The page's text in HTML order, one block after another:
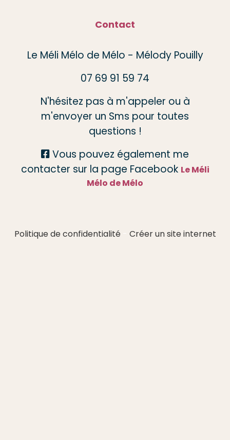
Contact
Le Méli Mélo de Mélo - Mélody Pouilly
07 69 91 59 74
N'hésitez pas à m'appeler ou à
m'envoyer un Sms pour toutes
questions !
 Vous pouvez également me
contacter sur la page Facebook Le Méli
Mélo de Mélo
Politique de confidentialité Créer un site internet